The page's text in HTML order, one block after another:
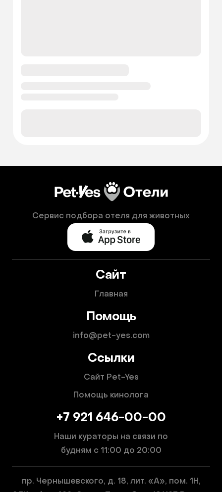
Сервис подбора отеля для животных
Сайт
Главная
Помощь
info@pet-yes.com
Ссылки
Сайт Pet-Yes
Помощь кинолога
+7 921 646-00-00
Наши кураторы на связи по
будням с 11:00 до 20:00
пр. Чернышевского, д. 18, лит. «А», пом. 1Н,